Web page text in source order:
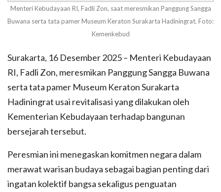
Menteri Kebudayaan RI, Fadli Zon, saat meresmikan Panggung Sangga
Buwana serta tata pamer Museum Keraton Surakarta Hadiningrat. Foto:
Kemenkebud
Surakarta, 16 Desember 2025 – Menteri Kebudayaan
RI, Fadli Zon, meresmikan Panggung Sangga Buwana
serta tata pamer Museum Keraton Surakarta
Hadiningrat usai revitalisasi yang dilakukan oleh
Kementerian Kebudayaan terhadap bangunan
bersejarah tersebut.
Peresmian ini menegaskan komitmen negara dalam
merawat warisan budaya sebagai bagian penting dari
ingatan kolektif bangsa sekaligus penguatan